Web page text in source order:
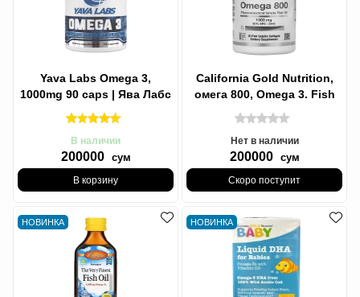
Yava Labs Omega 3,
1000mg 90 caps | Ява Лабс
Омега 3, 1000мг 90 капс
В наличии
200000 сум
В корзину
California Gold Nutrition,
омега 800, Omega 3. Fish
Oil 80% ЭПК/ДГК, 1000 мг,
Нет в наличии
200000 сум
Скоро поступит
НОВИНКА НОВИНКА